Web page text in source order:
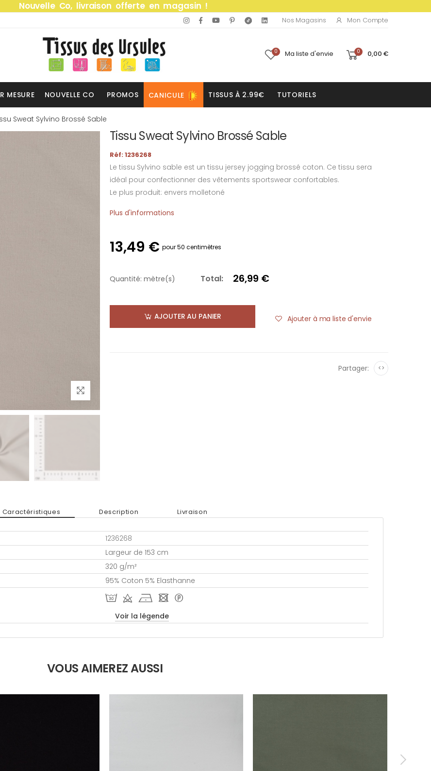
Nouvelle Co, livraison offerte en magasin !
Nos Magasins Mon Compte
0 Ma liste d'envie 0 0,00 €
MESURE NOUVELLE CO PROMOS CANICULE TISSUS À 2.99€ TUTORIELS
Sweat Sylvino Brossé Sable
Tissu Sweat Sylvino Brossé Sable
Réf: 1236268
Le tissu Sylvino sable est un tissu jersey jogging brossé coton. Ce tissu sera
idéal pour confectionner des vêtements sportswear confortables.
Le plus produit: envers molletoné
Plus d'informations
13,49 € pour 50 centimètres
Quantité: mètre(s) Total: 26,99 €
AJOUTER AU PANIER Ajouter à ma liste d'envie
Partager: <>
Caractéristiques Description Livraison
1236268
Largeur de 153 cm
320 g/m²
95% Coton 5% Elasthanne
T d h - *
Voir la légende
VOUS AIMEREZ AUSSI